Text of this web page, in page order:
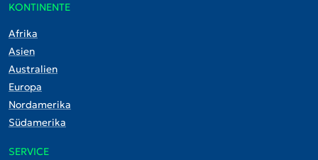
KONTINENTE
Afrika
Asien
Australien
Europa
Nordamerika
Südamerika
SERVICE